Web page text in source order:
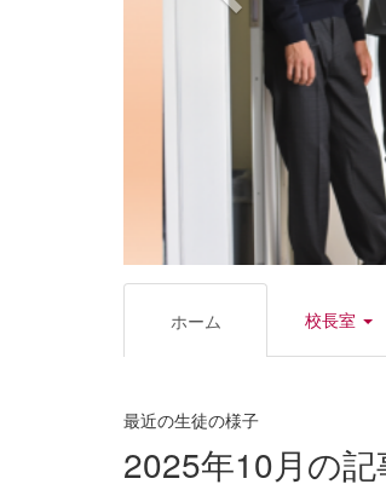
ホーム 校長室
最近の生徒の様子
2025年10月の記